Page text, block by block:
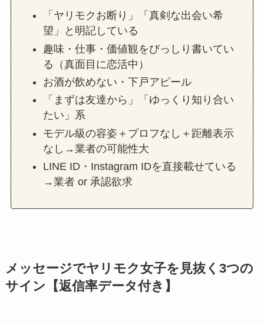
「ヤリモクお断り」「真剣な出会い希
望」と明記している
趣味・仕事・価値観をびっしり書いてい
る（真面目に恋活中）
お酒が飲めない・下戸アピール
「まずは友達から」「ゆっくり知り合い
たい」系
モデル級の容姿＋プロフなし＋距離表示
なし→業者の可能性大
LINE ID・Instagram IDを直接載せている
→業者 or 承認欲求
メッセージでヤリモク女子を見抜く3つの
サイン【返信率データ付き】